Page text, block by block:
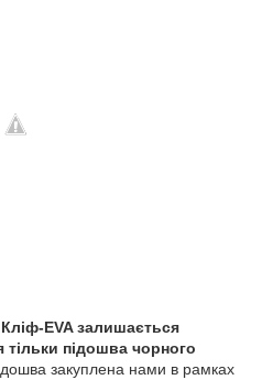
EVA залишається
підошва чорного
закуплена нами в рамках